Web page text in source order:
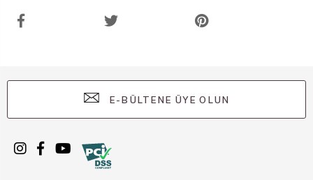
E-BÜLTENE ÜYE OLUN